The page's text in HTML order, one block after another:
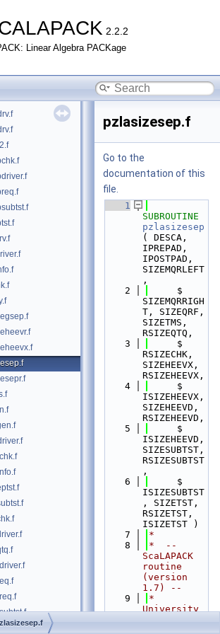
2.2.2
Linear Algebra PACKage
pzlasizesep.f
Go to the
documentation of this
file.
    1
pzlasizesep
( DESCA,
IPREPAD,
IPOSTPAD,
SIZEMQRLEFT
,
    2
     $
SIZEMQRRIGH
T, SIZEQRF,
SIZETMS,
RSIZEQTQ,
    3
     $
RSIZECHK,
SIZEHEEVX,
RSIZEHEEVX,
    4
     $
ISIZEHEEVX,
SIZEHEEVD,
RSIZEHEEVD,
    5
     $
ISIZEHEEVD,
SIZESUBTST,
RSIZESUBTST
,
    6
     $
ISIZESUBTST
, SIZETST,
RSIZETST,
ISIZETST )
    7
*
    8
*  --
ScaLAPACK
routine
(version
1.7) --
    9
*
University
of